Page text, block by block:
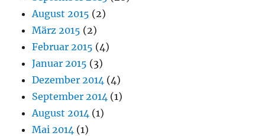
August 2015 (2)
März 2015 (2)
Februar 2015 (4)
Januar 2015 (3)
Dezember 2014 (4)
September 2014 (1)
August 2014 (1)
Mai 2014 (1)